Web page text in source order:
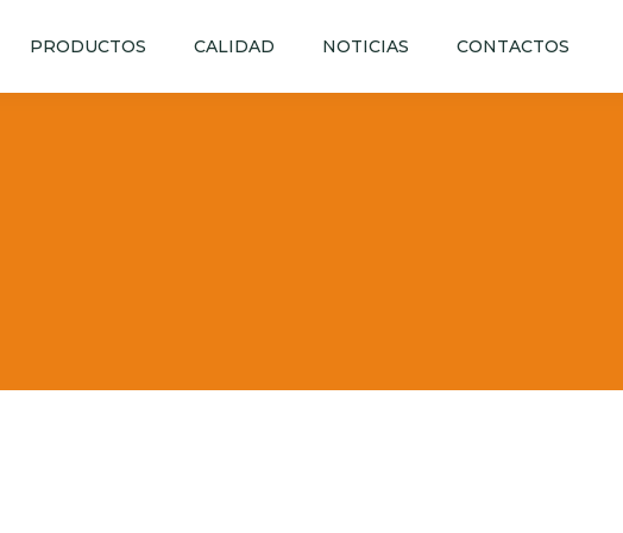
PRODUCTOS CALIDAD NOTICIAS CONTACTOS